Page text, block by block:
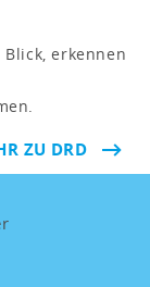
erkennen
ZU DRD